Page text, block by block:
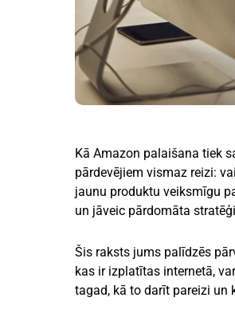
Kā Amazon palaišana tiek
pārdevējiem vismaz reizi:
jaunu produktu veiksmīgu
un jāveic pārdomāta
Šis raksts jums palīdzēs
kas ir izplatītas internetā,
tagad, kā to darīt pareizi un